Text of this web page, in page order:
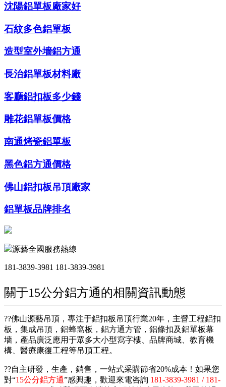
沈陽鋁單板廠家好
石紋多色鋁單板
造型室外墻鋁方通
長治鋁單板材料廠
客廳鋁扣板多少錢
雕花鋁單板價格
南通烤瓷鋁單板
黑色鋁方通價格
佛山鋁扣板吊頂廠家
鋁單板品牌排名
源藝全國服務熱線
181-3839-3981 181-3839-3981
關于15公分鋁方通的相關資訊動態
??佛山源藝吊頂，專注于鋁扣板吊頂行業20年，主營工程鋁扣
板，集成吊頂，鋁蜂窩板，鋁方通方管，鋁條扣及鋁單板幕
墻，產品廣泛應用于眾多大小型寫字樓、品牌商城、教育機
構、醫療康復工程等吊頂工程。
??自主研發，生產，銷售，一站式采購節省20%成本！如果您
對“15公分鋁方通”感興趣，歡迎來電咨詢 181-3839-3981 / 181-